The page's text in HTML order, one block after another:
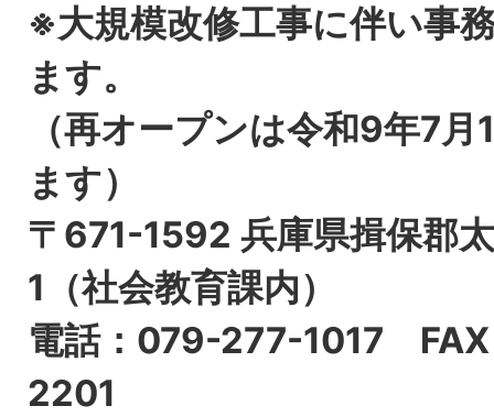
※大規模改修工事に伴い事
ます。
（再オープンは令和9年7
ます）
〒671-1592 兵庫県揖保郡
1（社会教育課内）
電話：079-277-1017
2201